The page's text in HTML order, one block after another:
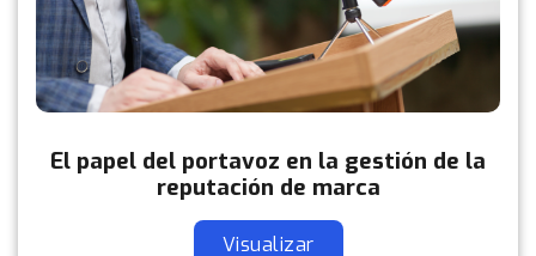
El papel del portavoz en la gestión de la
reputación de marca
Visualizar